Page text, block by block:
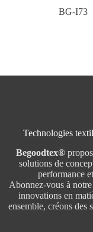
BG-I73
Technologies
Begoodtex®
solutions de
performance
Abonnez-vous à
innovations en
ensemble, créons des